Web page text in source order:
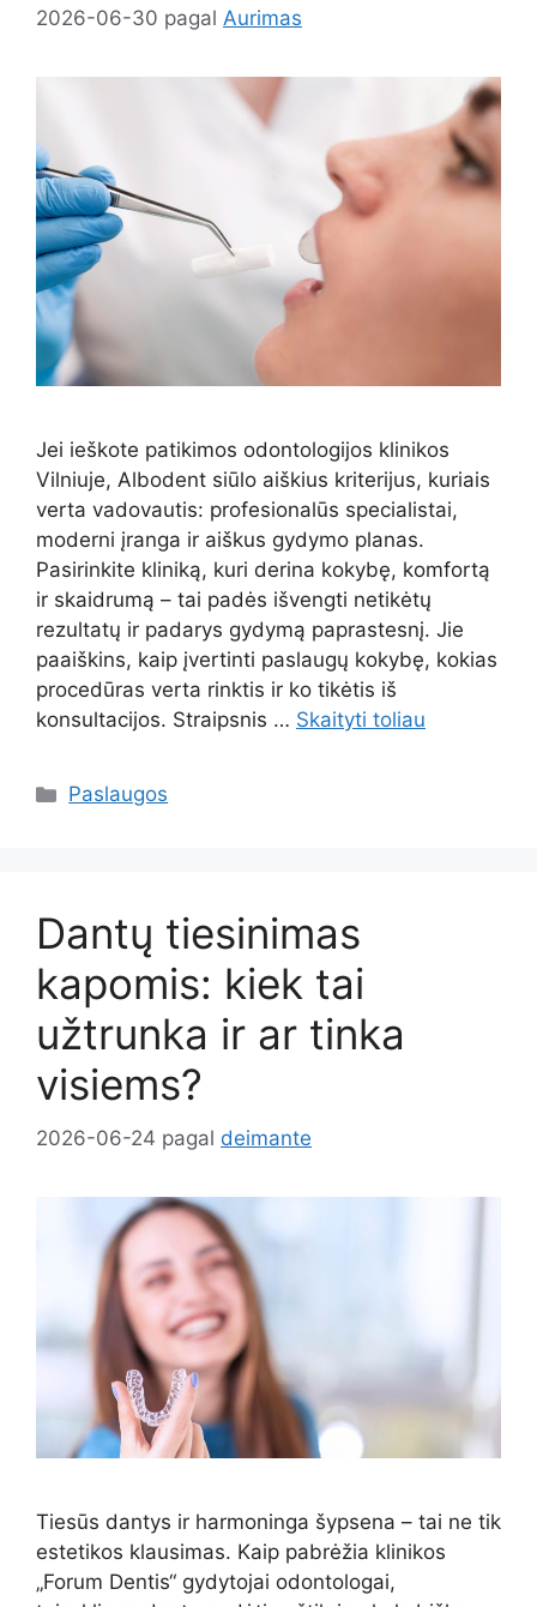
2026-06-30 pagal Aurimas
Jei ieškote patikimos odontologijos klinikos
Vilniuje, Albodent siūlo aiškius kriterijus, kuriais
verta vadovautis: profesionalūs specialistai,
moderni įranga ir aiškus gydymo planas.
Pasirinkite kliniką, kuri derina kokybę, komfortą
ir skaidrumą – tai padės išvengti netikėtų
rezultatų ir padarys gydymą paprastesnį. Jie
paaiškins, kaip įvertinti paslaugų kokybę, kokias
procedūras verta rinktis ir ko tikėtis iš
konsultacijos. Straipsnis … Skaityti toliau
Kategorijos
Paslaugos
Dantų tiesinimas
kapomis: kiek tai
užtrunka ir ar tinka
visiems?
2026-06-24 pagal deimante
Tiesūs dantys ir harmoninga šypsena – tai ne tik
estetikos klausimas. Kaip pabrėžia klinikos
„Forum Dentis“ gydytojai odontologai,